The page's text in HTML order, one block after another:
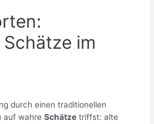
im
durch einen traditionellen
auf wahreSchätze triffst: alte